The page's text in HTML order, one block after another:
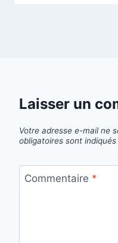
Laisser un
Votre adresse e-mail ne
obligatoires sont
Commentaire *